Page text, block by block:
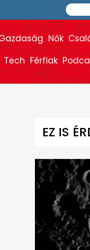
Nők
Tech Férfiak
EZ IS